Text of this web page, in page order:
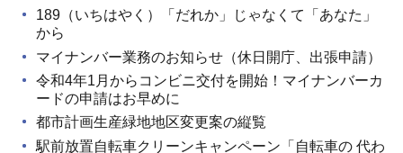
189（いちはやく）「だれか」じゃなくて「あなた」
から
マイナンバー業務のお知らせ（休日開庁、出張申請）
令和4年1月からコンビニ交付を開始！マイナンバーカ
ードの申請はお早めに
都市計画生産緑地地区変更案の縦覧
駅前放置自転車クリーンキャンペーン「自転車の 代わ